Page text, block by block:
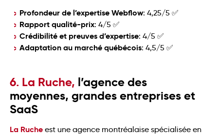
Profondeur de l’expertise Webflow: 4,25/5 ✅
Rapport qualité-prix: 4/5 ✅
Crédibilité et preuves d’expertise: 4/5 ✅
Adaptation au marché québécois: 4,5/5 ✅
6. La Ruche, l’agence des
moyennes, grandes entreprises et
SaaS
La Ruche est une agence montréalaise spécialisée en